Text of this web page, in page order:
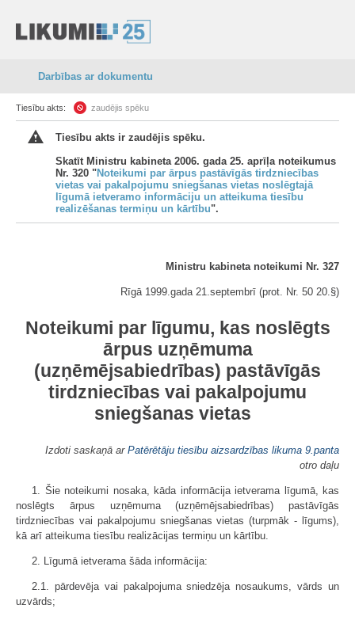
Darbības ar dokumentu
Tiesību akts: zaudējis spēku
Tiesību akts ir zaudējis spēku.
Skatīt Ministru kabineta 2006. gada 25. aprīļa noteikumus
Nr. 320 "Noteikumi par ārpus pastāvīgās tirdzniecības
vietas vai pakalpojumu sniegšanas vietas noslēgtajā
līgumā ietveramo informāciju un atteikuma tiesību
realizēšanas termiņu un kārtību".
Ministru kabineta noteikumi Nr. 327
Rīgā 1999.gada 21.septembrī (prot. Nr. 50 20.§)
Noteikumi par līgumu, kas noslēgts
ārpus uzņēmuma
(uzņēmējsabiedrības) pastāvīgās
tirdzniecības vai pakalpojumu
sniegšanas vietas
Izdoti saskaņā ar Patērētāju tiesību aizsardzības likuma 9.panta
otro daļu
1. Šie noteikumi nosaka, kāda informācija ietverama līgumā, kas
noslēgts ārpus uzņēmuma (uzņēmējsabiedrības) pastāvīgās
tirdzniecības vai pakalpojumu sniegšanas vietas (turpmāk - līgums),
kā arī atteikuma tiesību realizācijas termiņu un kārtību.
2. Līgumā ietverama šāda informācija:
2.1. pārdevēja vai pakalpojuma sniedzēja nosaukums, vārds un
uzvārds;